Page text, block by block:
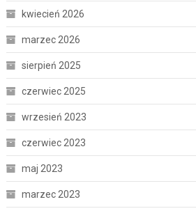
kwiecień 2026
marzec 2026
sierpień 2025
czerwiec 2025
wrzesień 2023
czerwiec 2023
maj 2023
marzec 2023